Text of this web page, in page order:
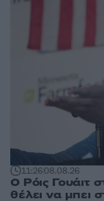
11:2608.08.26
Ο Ρόις Γουάιτ
θέλει να μπει